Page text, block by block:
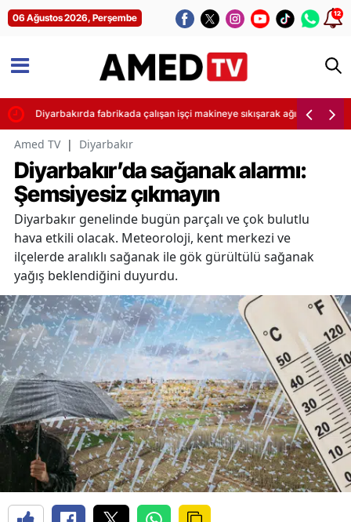
06 Ağustos 2026, Perşembe 12
Diyarbakırda fabrikada çalışan işçi makineye sıkışarak ağır yaralandı
Amed TV | Diyarbakır
Diyarbakır’da sağanak alarmı:
Şemsiyesiz çıkmayın
Diyarbakır genelinde bugün parçalı ve çok bulutlu
hava etkili olacak. Meteoroloji, kent merkezi ve
ilçelerde aralıklı sağanak ile gök gürültülü sağanak
yağış beklendiğini duyurdu.